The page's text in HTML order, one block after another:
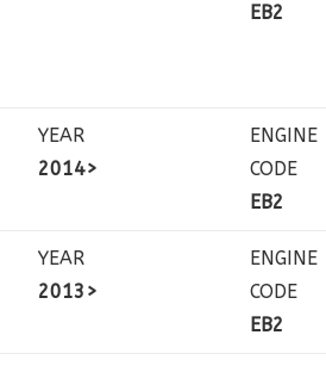
EB2
YEAR
2014>
ENGINE
CODE
EB2
YEAR
2013>
ENGINE
CODE
EB2